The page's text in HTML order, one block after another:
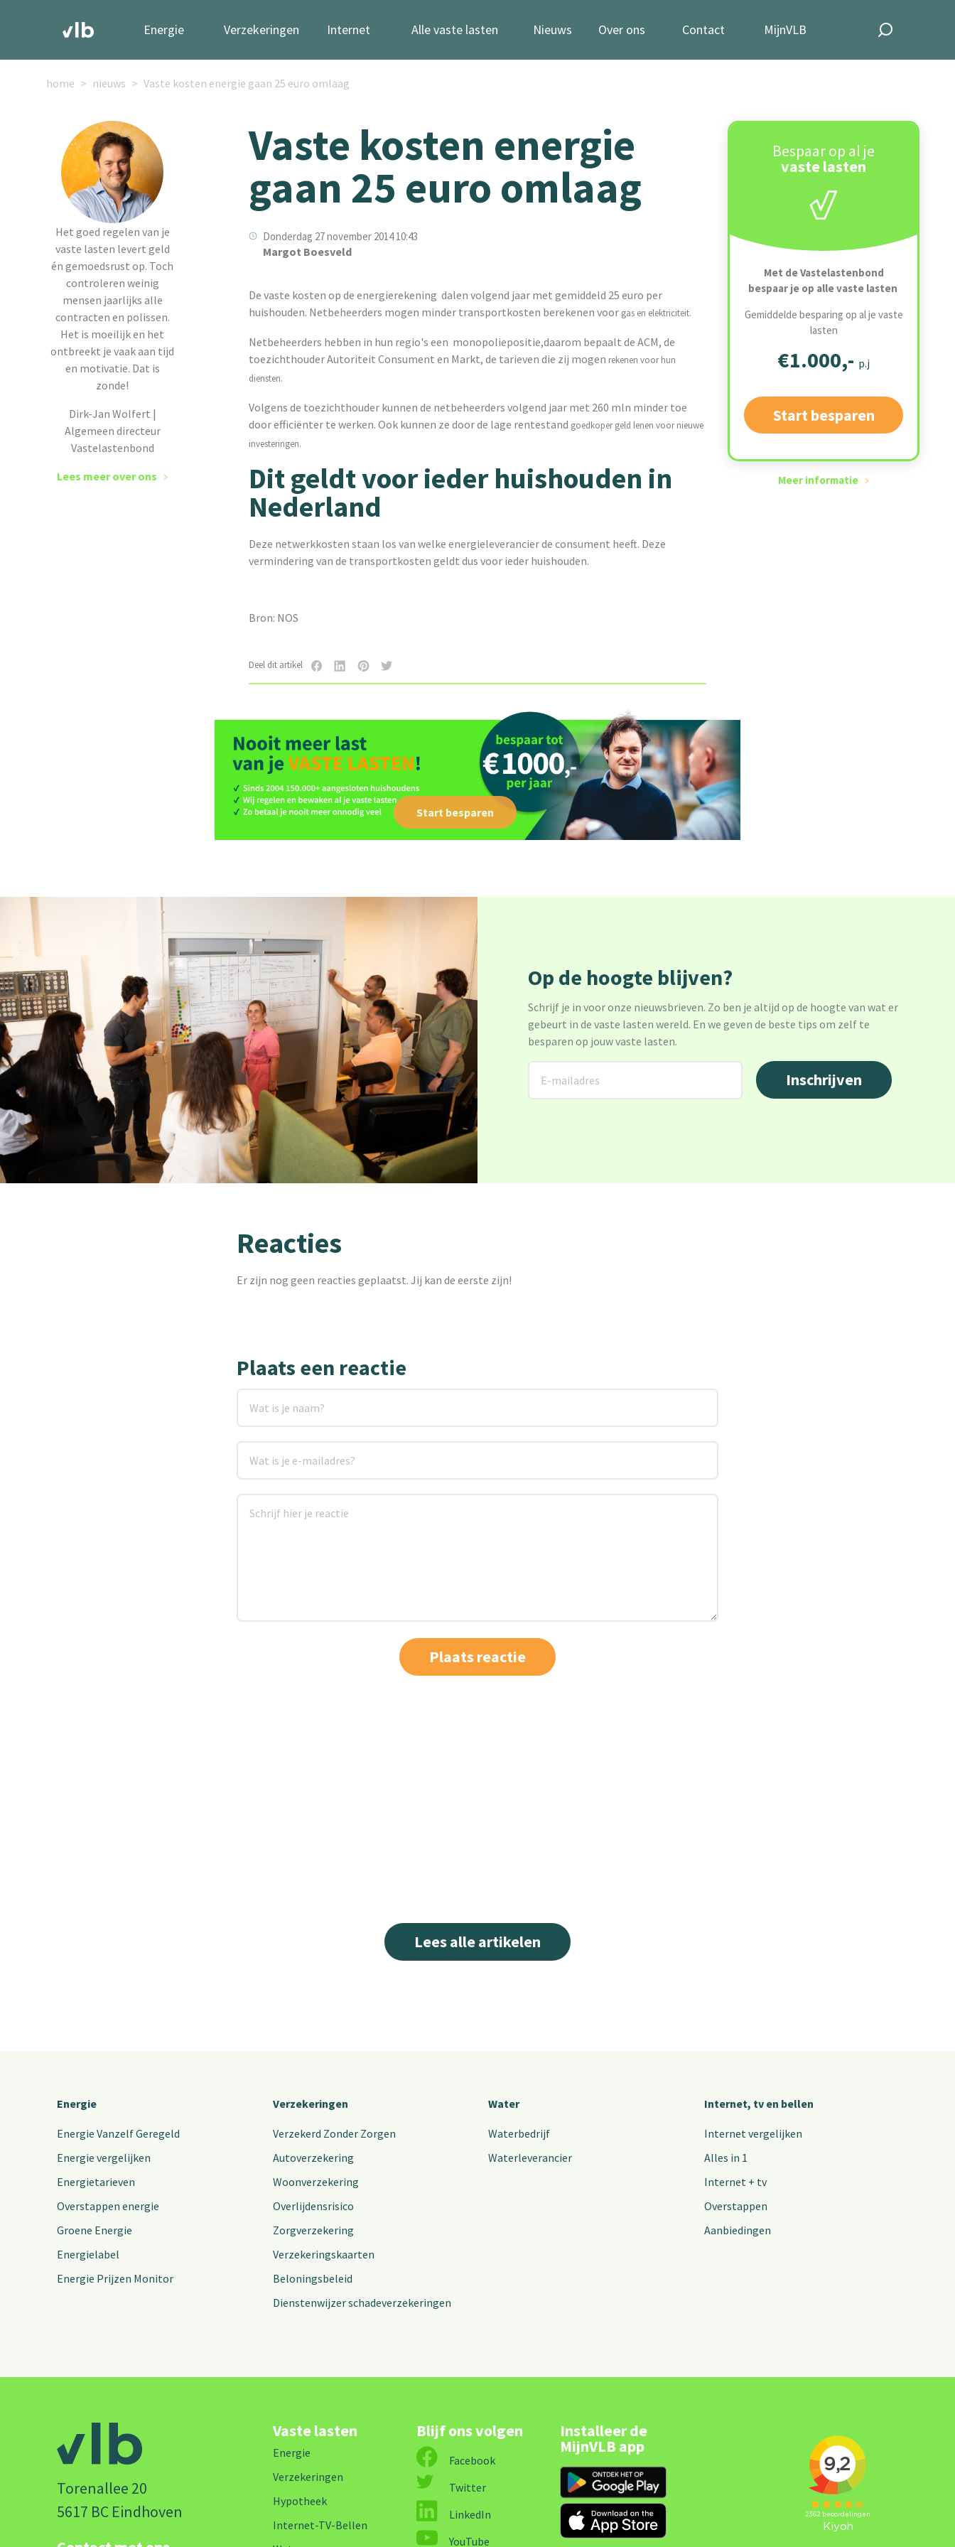
Energie Verzekeringen Internet Alle vaste lasten Nieuws Over ons Contact MijnVLB
home nieuws Vaste kosten energie gaan 25 euro omlaag
Het goed regelen van je
vaste lasten levert geld
én gemoedsrust op. Toch
controleren weinig
mensen jaarlijks alle
contracten en polissen.
Het is moeilijk en het
ontbreekt je vaak aan tijd
en motivatie. Dat is
zonde!
Dirk-Jan Wolfert |
Algemeen directeur
Vastelastenbond
Lees meer over ons
Bespaar op al je
vaste lasten
Met de Vastelastenbond
bespaar je op alle vaste lasten
Gemiddelde besparing op al je vaste
lasten
€1.000,- p.j
Start besparen
Meer informatie
Vaste kosten energie
gaan 25 euro omlaag
Donderdag 27 november 2014 10:43
Margot Boesveld
De vaste kosten op de energierekening dalen volgend jaar met gemiddeld 25 euro per
huishouden. Netbeheerders mogen minder transportkosten berekenen voor gas en elektriciteit.
Netbeheerders hebben in hun regio's een monopoliepositie,daarom bepaalt de ACM, de
toezichthouder Autoriteit Consument en Markt, de tarieven die zij mogen rekenen voor hun
diensten.
Volgens de toezichthouder kunnen de netbeheerders volgend jaar met 260 mln minder toe
door efficiënter te werken. Ook kunnen ze door de lage rentestand goedkoper geld lenen voor nieuwe
investeringen.
Dit geldt voor ieder huishouden in
Nederland
Deze netwerkkosten staan los van welke energieleverancier de consument heeft. Deze
vermindering van de transportkosten geldt dus voor ieder huishouden.
Bron: NOS
Deel dit artikel
Start besparen
Op de hoogte blijven?
Schrijf je in voor onze nieuwsbrieven. Zo ben je altijd op de hoogte van wat er
gebeurt in de vaste lasten wereld. En we geven de beste tips om zelf te
besparen op jouw vaste lasten.
Reacties
Er zijn nog geen reacties geplaatst. Jij kan de eerste zijn!
Plaats een reactie
Lees alle artikelen
Energie
Energie Vanzelf Geregeld
Energie vergelijken
Energietarieven
Overstappen energie
Groene Energie
Energielabel
Energie Prijzen Monitor
Verzekeringen
Verzekerd Zonder Zorgen
Autoverzekering
Woonverzekering
Overlijdensrisico
Zorgverzekering
Verzekeringskaarten
Beloningsbeleid
Dienstenwijzer schadeverzekeringen
Water
Waterbedrijf
Waterleverancier
Internet, tv en bellen
Internet vergelijken
Alles in 1
Internet + tv
Overstappen
Aanbiedingen
Torenallee 20
5617 BC Eindhoven
Vaste lasten
Energie
Verzekeringen
Hypotheek
Internet-TV-Bellen
Blijf ons volgen
Facebook
Twitter
LinkedIn
YouTube
Installeer de
MijnVLB app